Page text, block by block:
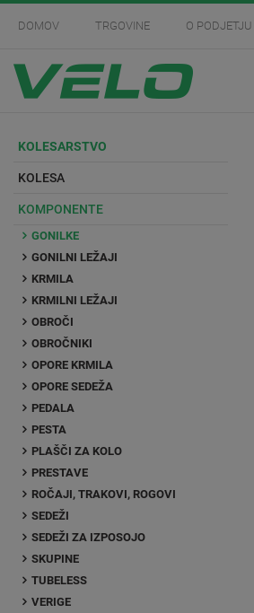
DOMOV TRGOVINE O PODJETJU
KOLESARSTVO
KOLESA
KOMPONENTE
GONILKE
GONILNI LEŽAJI
KRMILA
KRMILNI LEŽAJI
OBROČI
OBROČNIKI
OPORE KRMILA
OPORE SEDEŽA
PEDALA
PESTA
PLAŠČI ZA KOLO
PRESTAVE
ROČAJI, TRAKOVI, ROGOVI
SEDEŽI
SEDEŽI ZA IZPOSOJO
SKUPINE
TUBELESS
VERIGE